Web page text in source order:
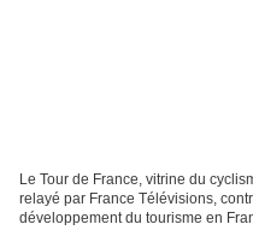
Le Tour de France, vitrine du
relayé par France Télévisions,
développement du tourisme en